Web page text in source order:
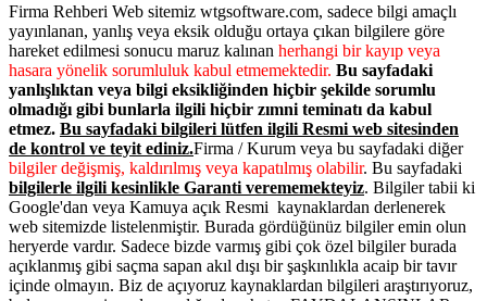
Firma Rehberi Web sitemiz wtgsoftware.com, sadece bilgi amaçlı
yayınlanan, yanlış veya eksik olduğu ortaya çıkan bilgilere göre
hareket edilmesi sonucu maruz kalınan herhangi bir kayıp veya
hasara yönelik sorumluluk kabul etmemektedir. Bu sayfadaki
yanlışlıktan veya bilgi eksikliğinden hiçbir şekilde sorumlu
olmadığı gibi bunlarla ilgili hiçbir zımni teminatı da kabul
etmez. Bu sayfadaki bilgileri lütfen ilgili Resmi web sitesinden
de kontrol ve teyit ediniz.Firma / Kurum veya bu sayfadaki diğer
bilgiler değişmiş, kaldırılmış veya kapatılmış olabilir. Bu sayfadaki
bilgilerle ilgili kesinlikle Garanti verememekteyiz. Bilgiler tabii ki
Google'dan veya Kamuya açık Resmi kaynaklardan derlenerek
web sitemizde listelenmiştir. Burada gördüğünüz bilgiler emin olun
heryerde vardır. Sadece bizde varmış gibi çok özel bilgiler burada
açıklanmış gibi saçma sapan akıl dışı bir şaşkınlıkla acaip bir tavır
içinde olmayın. Biz de açıyoruz kaynaklardan bilgileri araştırıyoruz,